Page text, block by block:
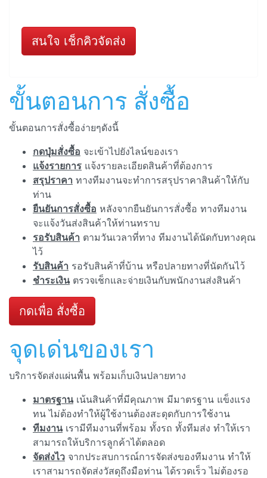
สนใจ เช็กคิวจัดส่ง
ขั้นตอนการ สั่งซื้อ
ขั้นตอนการสั่งซื้อง่ายๆดังนี้
กดปุ่มสั่งซื้อ จะเข้าไปยังไลน์ของเรา
แจ้งรายการ แจ้งรายละเอียดสินค้าที่ต้องการ
สรุปราคา ทางทีมงานจะทำการสรุปราคาสินค้าให้กับ
ท่าน
ยืนยันการสั่งซื้อ หลังจากยืนยันการสั่งซื้อ ทางทีมงาน
จะแจ้งวันส่งสินค้าให้ท่านทราบ
รอรับสินค้า ตามวันเวลาที่ทาง ทีมงานได้นัดกับทางคุณ
ไว้
รับสินค้า รอรับสินค้าที่บ้าน หรือปลายทางที่นัดกันไว้
ชำระเงินตรวจเช็กและจ่ายเงินกับพนักงานส่งสินค้า
กดเพื่อ สั่งซื้อ
จุดเด่นของเรา
บริการจัดส่งแผ่นพื้น พร้อมเก็บเงินปลายทาง
มาตรฐานเน้นสินค้าที่มีคุณภาพ มีมาตรฐาน แข็งแรง
ทน ไม่ต้องทำให้ผู้ใช้งานต้องสะดุดกับการใช้งาน
ทีมงานเรามีทีมงานที่พร้อม ทั้งรถ ทั้งทีมส่ง ทำให้เรา
สามารถให้บริการลูกค้าได้ตลอด
จัดส่งไว จากประสบการณ์การจัดส่งของทีมงาน ทำให้
เราสามารถจัดส่งวัสดุถึงมือท่าน ได้รวดเร็ว ไม่ต้องรอ